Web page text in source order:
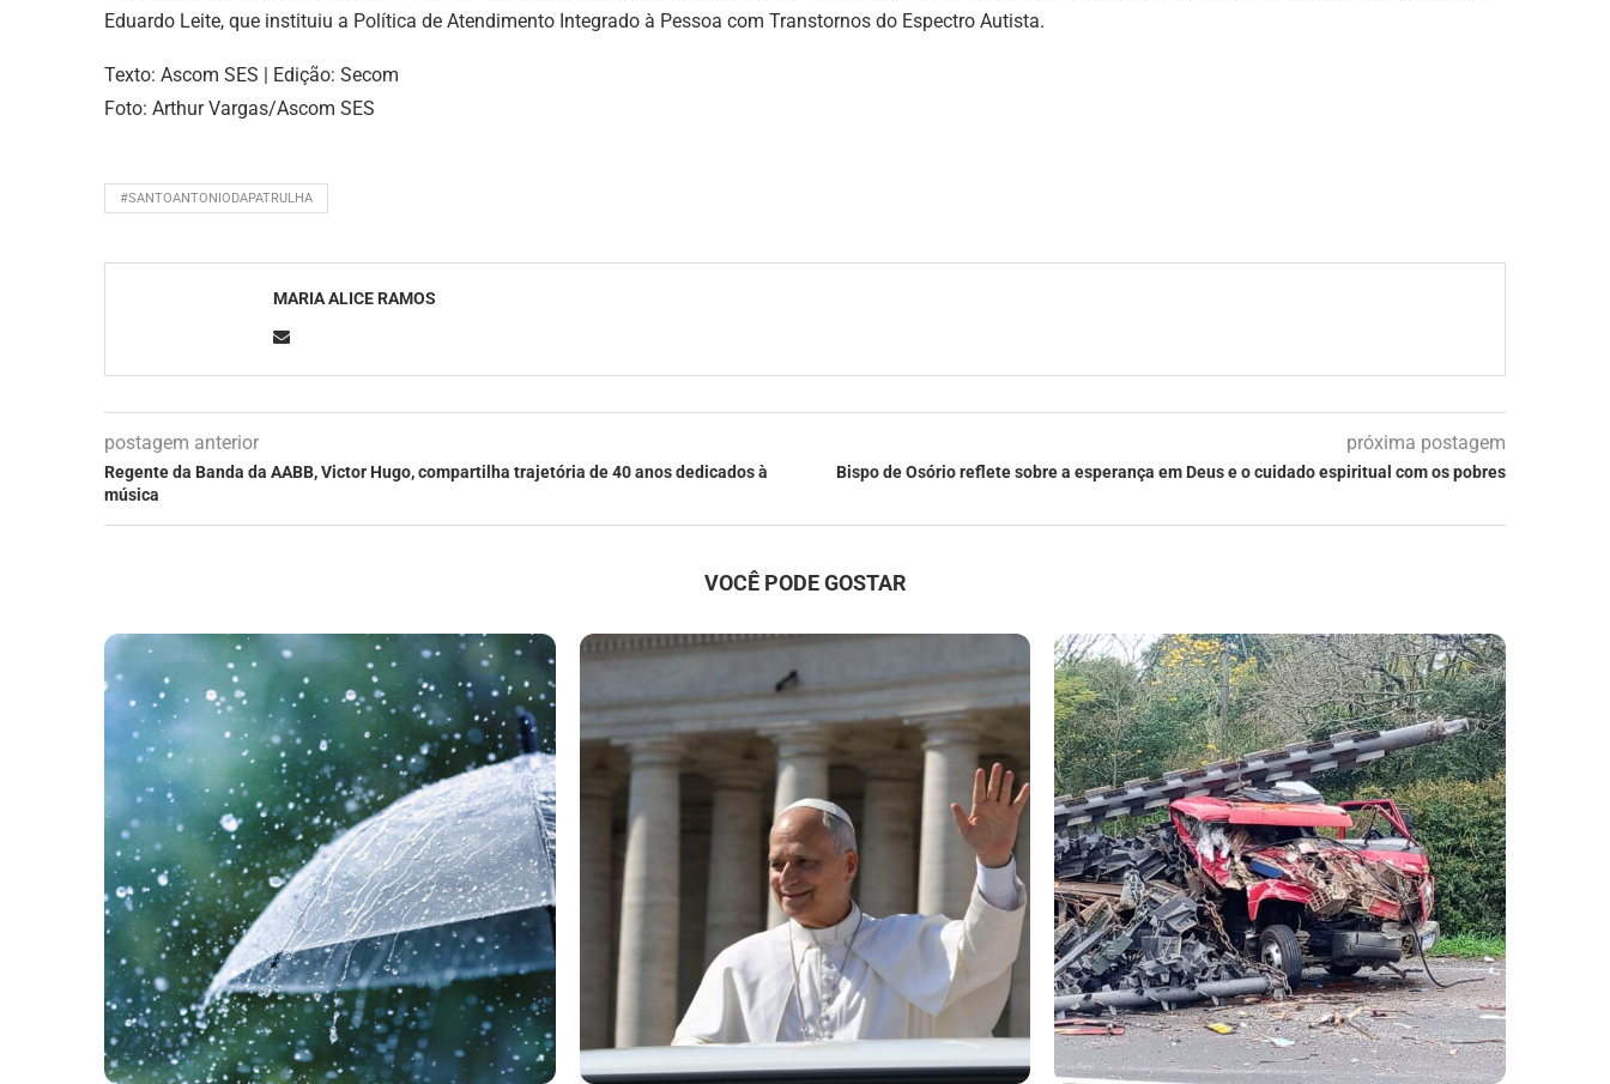
Eduardo Leite, que instituiu a Política de Atendimento Integrado à Pessoa com Transtornos do Espectro Autista.
Texto: Ascom SES | Edição: Secom
Foto: Arthur Vargas/Ascom SES
#SANTOANTONIODAPATRULHA
MARIA ALICE RAMOS
postagem anterior
Regente da Banda da AABB, Victor Hugo, compartilha trajetória de 40 anos dedicados à
música
próxima postagem
Bispo de Osório reflete sobre a esperança em Deus e o cuidado espiritual com os pobres
VOCÊ PODE GOSTAR